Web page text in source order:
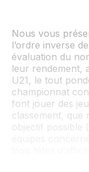
Nous vous
l’ordre inverse
évaluation du
leur rendement,
U21, le tout
championnat
font jouer des
classement, que
objectif possible